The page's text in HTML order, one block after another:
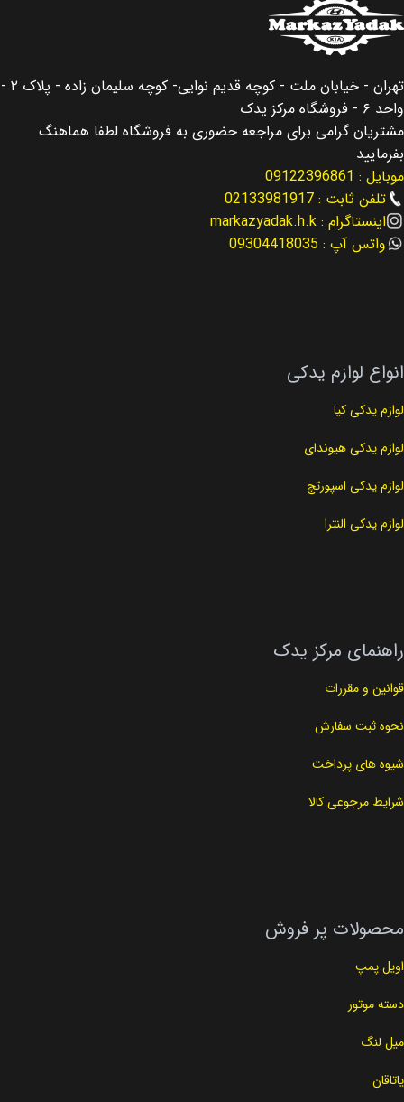
تهران - خیابان ملت - کوچه قدیم نوایی- کوچه سلیمان زاده - پلاک ۲ -
واحد ۶ - فروشگاه مرکز یدک
مشتریان گرامی برای مراجعه حضوری به فروشگاه لطفا هماهنگ
بفرمایید
موبایل : 09122396861
تلفن ثابت : 02133981917
اینستاگرام : markazyadak.h.k
واتس آپ : 09304418035
انواع لوازم یدکی
لوازم یدکی کیا
لوازم یدکی هیوندای
لوازم یدکی اسپورتچ
لوازم یدکی النترا
راهنمای مرکز یدک
قوانین و مقررات
نحوه ثبت سفارش
شیوه های پرداخت
شرایط مرجوعی کالا
محصولات پر فروش
اویل پمپ
دسته موتور
میل لنگ
یاتاقان